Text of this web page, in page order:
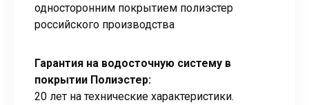
односторонним покрытием полиэстер
российского производства
Гарантия на водосточную систему в
покрытии Полиэстер:
20 лет на технические характеристики.